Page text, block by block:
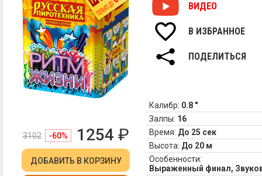
ВИДЕО
В ИЗБРАННОЕ
ПОДЕЛИТЬСЯ
3102 -60% 1254 ₽
ДОБАВИТЬ В КОРЗИНУ
Калибр: 0.8 "
Залпы: 16
Время: До 25 сек
Высота: До 20 м
Особенности:
Выраженный финал,